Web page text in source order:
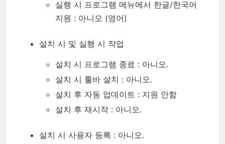
실행 시 프로그램 메뉴에서 한글/한국어
지원 : 아니오 (영어)
설치 시 및 실행 시 작업
설치 시 프로그램 종료 : 아니오.
설치 시 툴바 설치 : 아니오.
설치 후 자동 업데이트 : 지원 안함
설치 후 재시작 : 아니오.
설치 시 사용자 등록 : 아니오.